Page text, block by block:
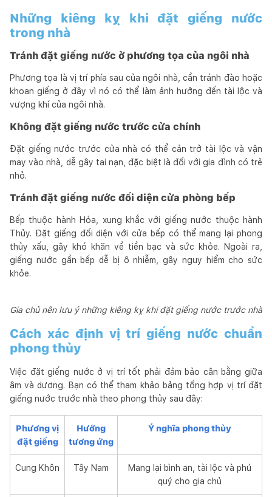
Những kiêng kỵ khi đặt giếng nước
trong nhà
Tránh đặt giếng nước ở phương tọa của ngôi nhà
Phương tọa là vị trí phía sau của ngôi nhà, cần tránh đào hoặc
khoan giếng ở đây vì nó có thể làm ảnh hưởng đến tài lộc và
vượng khí của ngôi nhà.
Không đặt giếng nước trước cửa chính
Đặt giếng nước trước cửa nhà có thể cản trở tài lộc và vận
may vào nhà, dễ gây tai nạn, đặc biệt là đối với gia đình có trẻ
nhỏ.
Tránh đặt giếng nước đối diện cửa phòng bếp
Bếp thuộc hành Hỏa, xung khắc với giếng nước thuộc hành
Thủy. Đặt giếng đối diện với cửa bếp có thể mang lại phong
thủy xấu, gây khó khăn về tiền bạc và sức khỏe. Ngoài ra,
giếng nước gần bếp dễ bị ô nhiễm, gây nguy hiểm cho sức
khỏe.
Gia chủ nên lưu ý những kiêng kỵ khi đặt giếng nước trước nhà
Cách xác định vị trí giếng nước chuẩn
phong thủy
Việc đặt giếng nước ở vị trí tốt phải đảm bảo cân bằng giữa
âm và dương. Bạn có thể tham khảo bảng tổng hợp vị trí đặt
giếng nước trước nhà theo phong thủy sau đây:
Phương vị
đặt giếng
Hướng
tương ứng
Ý nghĩa phong thủy
Cung Khôn Tây Nam
Mang lại bình an, tài lộc và phú
quý cho gia chủ